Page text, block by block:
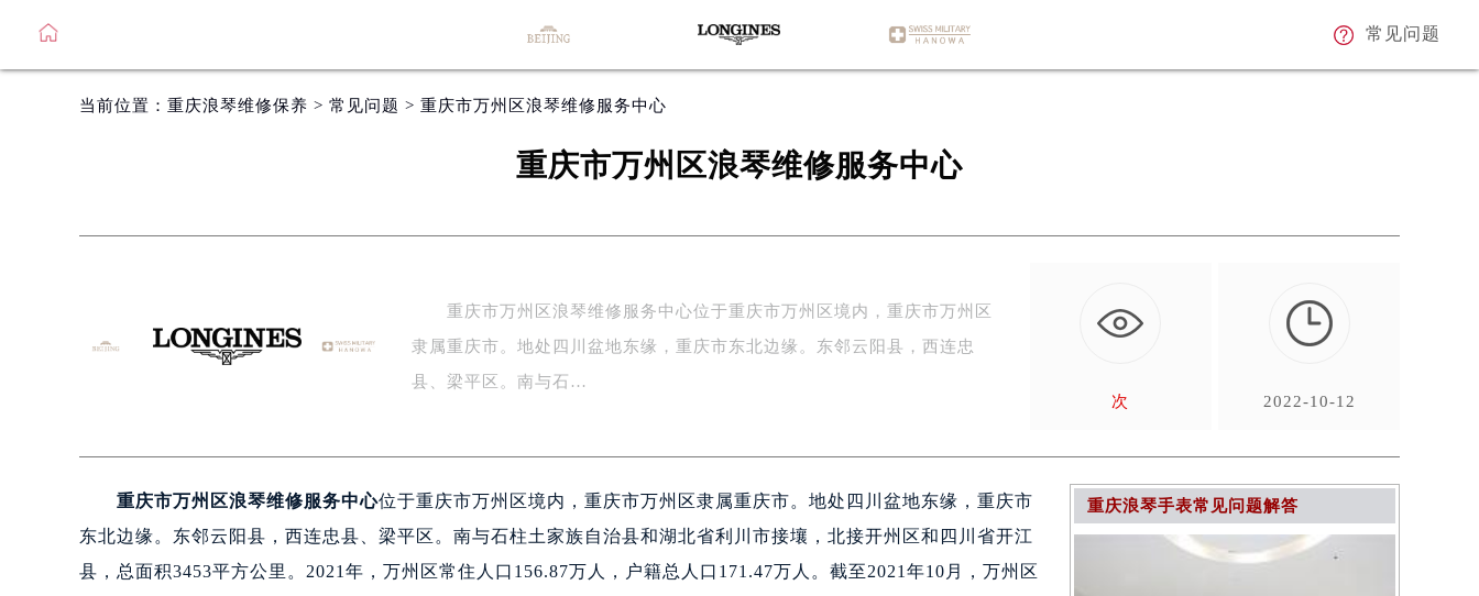
常见问题
当前位置： 重庆浪琴维修保养 > 常见问题 > 重庆市万州区浪琴维修服务中心
重庆市万州区浪琴维修服务中心
重庆市万州区浪琴维修服务中心位于重庆市万州区境内，重庆市万州区
隶属重庆市。地处四川盆地东缘，重庆市东北边缘。东邻云阳县，西连忠
县、梁平区。南与石…
次
2022-10-12
重庆市万州区浪琴维修服务中心位于重庆市万州区境内，重庆市万州区隶属重庆市。地处四川盆地东缘，重庆市
东北边缘。东邻云阳县，西连忠县、梁平区。南与石柱土家族自治县和湖北省利川市接壤，北接开州区和四川省开江
县，总面积3453平方公里。2021年，万州区常住人口156.87万人，户籍总人口171.47万人。截至2021年10月，万州区
重庆浪琴手表常见问题解答